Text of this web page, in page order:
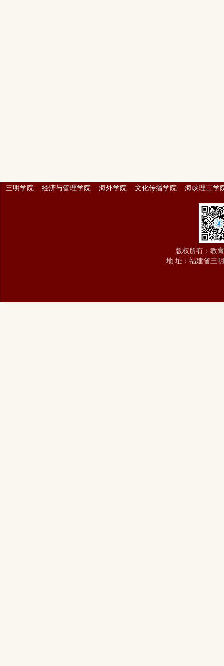
三明学院 经济与管理学院 海外学院 文化传播学院 海峡理工学
版权所有：教
地 址：福建省三